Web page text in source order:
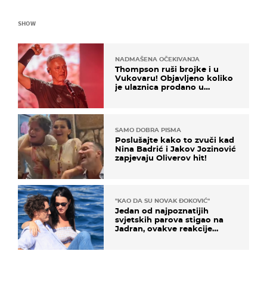
SHOW
NADMAŠENA OČEKIVANJA
Thompson ruši brojke i u
Vukovaru! Objavljeno koliko
je ulaznica prodano u
SAMO DOBRA PISMA
Poslušajte kako to zvuči kad
Nina Badrić i Jakov Jozinović
zapjevaju Oliverov hit!
"KAO DA SU NOVAK ĐOKOVIĆ"
Jedan od najpoznatijih
svjetskih parova stigao na
Jadran, ovakve reakcije